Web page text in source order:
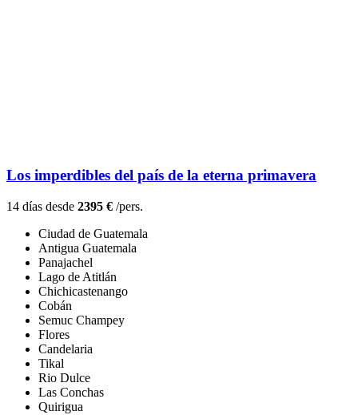
Los imperdibles del país de la eterna primavera
14 días desde 2395 € /pers.
Ciudad de Guatemala
Antigua Guatemala
Panajachel
Lago de Atitlán
Chichicastenango
Cobán
Semuc Champey
Flores
Candelaria
Tikal
Rio Dulce
Las Conchas
Quirigua